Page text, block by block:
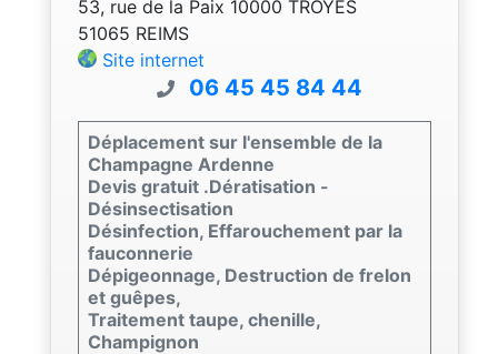
53, rue de la Paix 10000 TROYES
51065 REIMS
Site internet
06 45 45 84 44
Déplacement sur l'ensemble de la
Champagne Ardenne
Devis gratuit .Dératisation -
Désinsectisation
Désinfection, Effarouchement par la
fauconnerie
Dépigeonnage, Destruction de frelon
et guêpes,
Traitement taupe, chenille,
Champignon